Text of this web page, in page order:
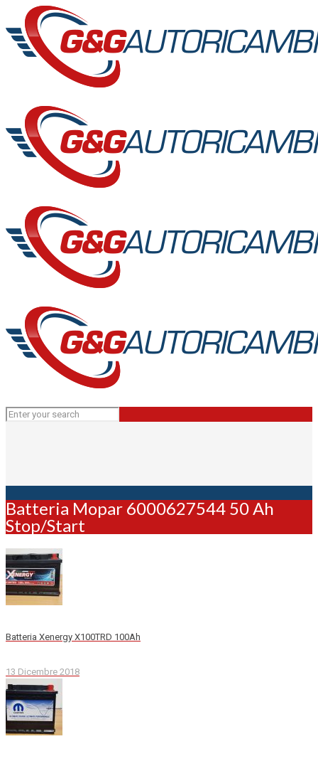
Batteria Mopar 6000627544 50 Ah
Stop/Start
Batteria Xenergy X100TRD 100Ah
13 Dicembre 2018